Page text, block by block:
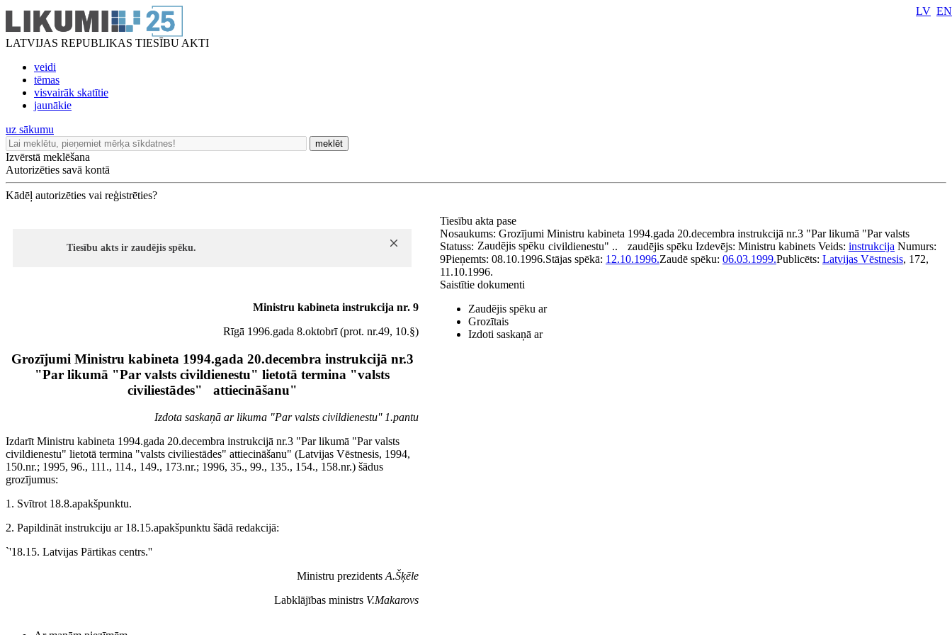
LATVIJAS REPUBLIKAS TIESĪBU AKTI
veidi
tēmas
visvairāk skatītie
jaunākie
LV EN
uz sākumu
meklēt
Izvērstā meklēšana
Autorizēties savā kontā
Kādēļ autorizēties vai reģistrēties?
Tiesību akts ir zaudējis spēku.
Ministru kabineta instrukcija nr. 9
Rīgā 1996.gada 8.oktobrī (prot. nr.49, 10.§)
Grozījumi Ministru kabineta 1994.gada 20.decembra instrukcijā nr.3
"Par likumā "Par valsts civildienestu" lietotā termina "valsts
civiliestādes"
attiecināšanu"
Izdota saskaņā ar likuma "Par valsts civildienestu'' 1.pantu
Izdarīt Ministru kabineta 1994.gada 20.decembra instrukcijā nr.3 "Par likumā "Par valsts
civildienestu" lietotā termina "valsts civiliestādes" attiecināšanu" (Latvijas Vēstnesis, 1994,
150.nr.; 1995, 96., 111., 114., 149., 173.nr.; 1996, 35., 99., 135., 154., 158.nr.) šādus
grozījumus:
1. Svītrot 18.8.apakšpunktu.
2. Papildināt instrukciju ar 18.15.apakšpunktu šādā redakcijā:
`'18.15. Latvijas Pārtikas centrs.''
Ministru prezidentsA.Šķēle
Labklājības ministrs V.Makarovs
Tiesību akta pase
Nosaukums: Grozījumi Ministru kabineta 1994.gada 20.decembra instrukcijā nr.3 "Par likumā "Par valsts
civildienestu" ..
Statuss: Zaudējis spēku zaudējis spēku Izdevējs: Ministru kabinets Veids: instrukcija Numurs:
9Pieņemts: 08.10.1996.Stājas spēkā: 12.10.1996.Zaudē spēku: 06.03.1999.Publicēts: Latvijas Vēstnesis, 172,
11.10.1996.
Saistītie dokumenti
Zaudējis spēku ar
Grozītais
Izdoti saskaņā ar